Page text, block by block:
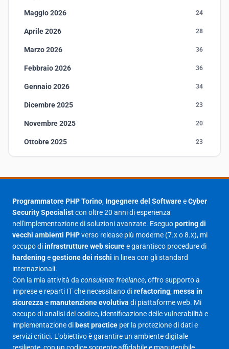
Maggio 2026 24
Aprile 2026 28
Marzo 2026 36
Febbraio 2026 36
Gennaio 2026 34
Dicembre 2025 23
Novembre 2025 20
Ottobre 2025 23
Agosto 2025 1
23
Giugno 2025
Maggio 2025 27
Aprile 2025
Marzo 2025
Febbraio 2025 17
Gennaio 2025
Giugno 2023
Maggio 2023
Programmatore PHP Torino, Ingegnere del SoftwareeCyber
Security Specialistcon oltre 20 anni di esperienza
nell'implementazione di soluzioni avanzate. Eseguoporting di
vecchi ambienti PHPverso release più moderne (7.x o 8.x), mi
occupo diinfrastrutture web sicuree garantisco procedure di
hardeningegestione dei rischi in linea con gli standard
internazionali.
Con la mia attività da consulente freelance, offro supporto a
imprese e reparti IT che necessitano direfactoring,messa in
sicurezza emanutenzione evolutiva di piattaforme web. Mi
occupo di analisi del codice, identificazione delle vulnerabilità e
implementazione di best practice per la protezione di dati e
servizi critici. L'obiettivo è garantire un ambiente digitale